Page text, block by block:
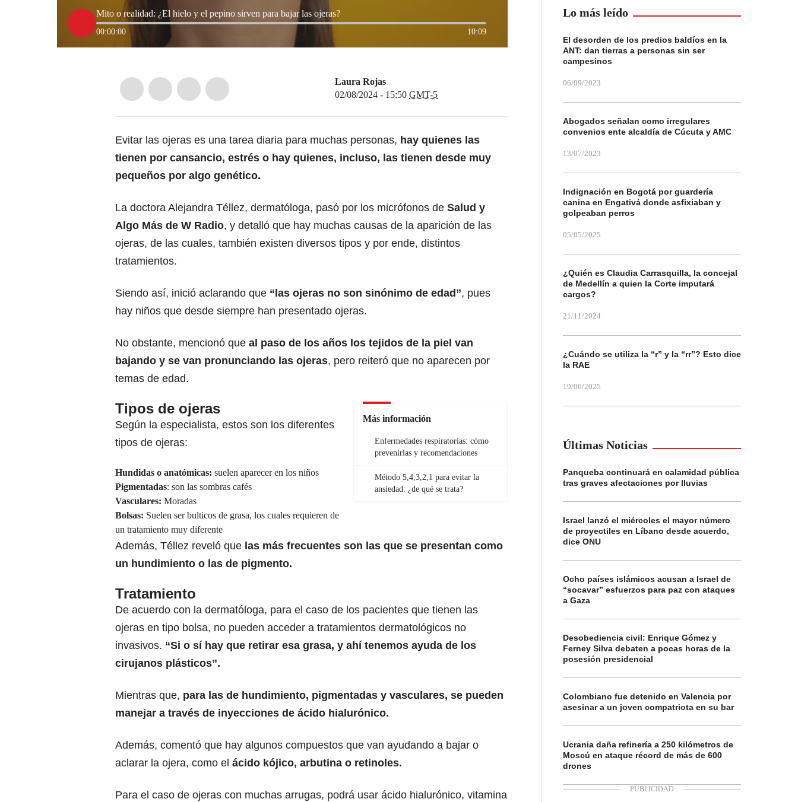
Mito o realidad: ¿El hielo y el pepino sirven para bajar las ojeras?
00:00:00 10:09
Laura Rojas
02/08/2024 - 15:50 GMT-5
Evitar las ojeras es una tarea diaria para muchas personas, hay quienes las
tienen por cansancio, estrés o hay quienes, incluso, las tienen desde muy
pequeños por algo genético.
La doctora Alejandra Téllez, dermatóloga, pasó por los micrófonos de Salud y
Algo Más de W Radio, y detalló que hay muchas causas de la aparición de las
ojeras, de las cuales, también existen diversos tipos y por ende, distintos
tratamientos.
Siendo así, inició aclarando que “las ojeras no son sinónimo de edad”, pues
hay niños que desde siempre han presentado ojeras.
No obstante, mencionó que al paso de los años los tejidos de la piel van
bajando y se van pronunciando las ojeras, pero reiteró que no aparecen por
temas de edad.
Más información
Enfermedades respiratorias: cómo
prevenirlas y recomendaciones
Método 5,4,3,2,1 para evitar la
ansiedad: ¿de qué se trata?
Tipos de ojeras
Según la especialista, estos son los diferentes
tipos de ojeras:
Hundidas o anatómicas: suelen aparecer en los niños
Pigmentadas: son las sombras cafés
Vasculares: Moradas
Bolsas: Suelen ser bulticos de grasa, los cuales requieren de
un tratamiento muy diferente
Además, Téllez reveló que las más frecuentes son las que se presentan como
un hundimiento o las de pigmento.
Tratamiento
De acuerdo con la dermatóloga, para el caso de los pacientes que tienen las
ojeras en tipo bolsa, no pueden acceder a tratamientos dermatológicos no
invasivos. “Si o sí hay que retirar esa grasa, y ahí tenemos ayuda de los
cirujanos plásticos”.
Mientras que, para las de hundimiento, pigmentadas y vasculares, se pueden
manejar a través de inyecciones de ácido hialurónico.
Además, comentó que hay algunos compuestos que van ayudando a bajar o
aclarar la ojera, como el ácido kójico, arbutina o retinoles.
Para el caso de ojeras con muchas arrugas, podrá usar ácido hialurónico, vitamina
Lo más leído
El desorden de los predios baldíos en la
ANT: dan tierras a personas sin ser
campesinos
06/09/2023
Abogados señalan como irregulares
convenios ente alcaldía de Cúcuta y AMC
13/07/2023
Indignación en Bogotá por guardería
canina en Engativá donde asfixiaban y
golpeaban perros
05/05/2025
¿Quién es Claudia Carrasquilla, la concejal
de Medellín a quien la Corte imputará
cargos?
21/11/2024
¿Cuándo se utiliza la “r” y la “rr”? Esto dice
la RAE
19/06/2025
Últimas Noticias
Panqueba continuará en calamidad pública
tras graves afectaciones por lluvias
Israel lanzó el miércoles el mayor número
de proyectiles en Líbano desde acuerdo,
dice ONU
Ocho países islámicos acusan a Israel de
“socavar” esfuerzos para paz con ataques
a Gaza
Desobediencia civil: Enrique Gómez y
Ferney Silva debaten a pocas horas de la
posesión presidencial
Colombiano fue detenido en Valencia por
asesinar a un joven compatriota en su bar
Ucrania daña refinería a 250 kilómetros de
Moscú en ataque récord de más de 600
drones